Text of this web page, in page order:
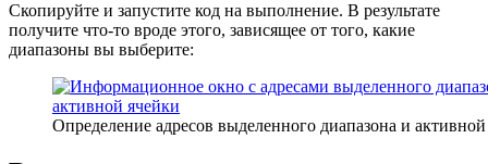
Скопируйте и запустите код на выполнение. В результате
получите что-то вроде этого, зависящее от того, какие
диапазоны вы выберите:
Определение адресов выделенного диапазона и